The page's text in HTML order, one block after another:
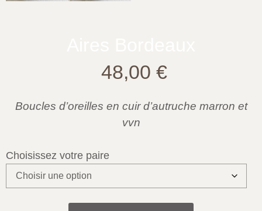
48,00 €
Boucles d’oreilles en cuir d’autruche marron et
vvn
Choisissez votre paire